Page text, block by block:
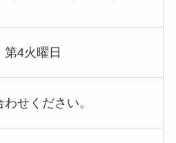
第4火曜日
せください。